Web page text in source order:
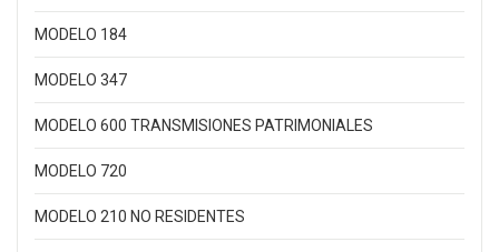
MODELO 184
MODELO 347
MODELO 600 TRANSMISIONES PATRIMONIALES
MODELO 720
MODELO 210 NO RESIDENTES